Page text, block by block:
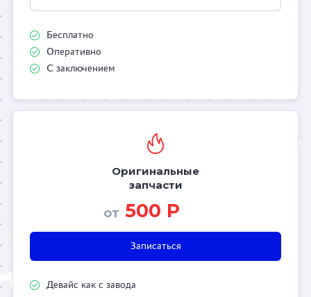
Бесплатно
Оперативно
С заключением
Оригинальные
запчасти
от 500 Р
Записаться
Девайс как с завода